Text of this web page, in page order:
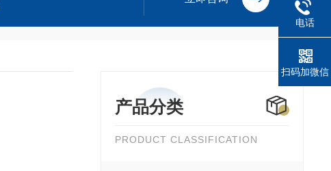
产品分类
PRODUCT CLASSIFICATION
电话
扫码加微信